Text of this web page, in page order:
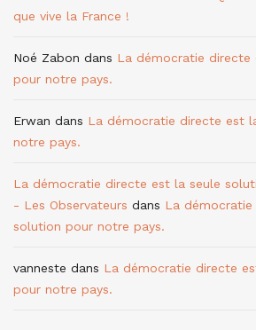
que vive la France !
Noé Zabon dans La démocratie directe
pour notre pays.
Erwan dans La démocratie directe est
notre pays.
La démocratie directe est la seule
- Les Observateurs dans La
solution pour notre pays.
vanneste dans La démocratie directe
pour notre pays.